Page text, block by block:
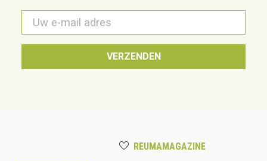
mail
*
REUMAMAGAZINE